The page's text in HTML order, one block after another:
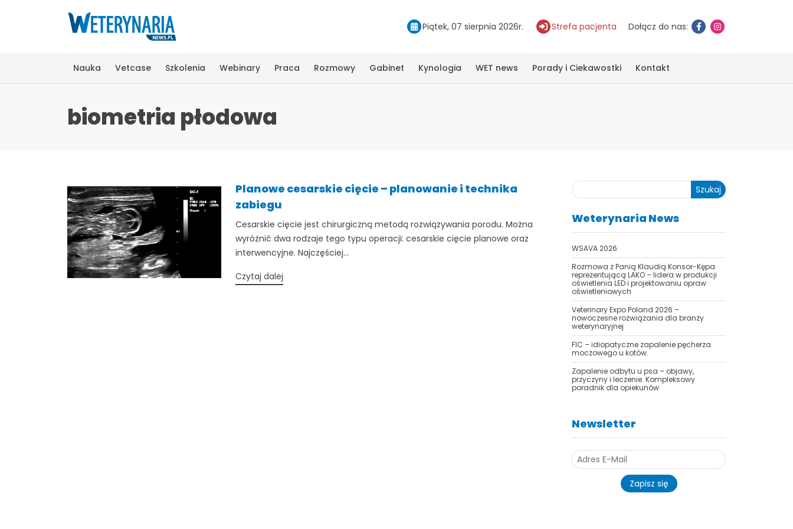
Piątek, 07 sierpnia 2026r. Strefa pacjenta Dołącz do nas:
Nauka Vetcase Szkolenia Webinary Praca Rozmowy Gabinet Kynologia WET news Porady i Ciekawostki Kontakt
biometria płodowa
Planowe cesarskie cięcie – planowanie i technika
zabiegu
Cesarskie cięcie jest chirurgiczną metodą rozwiązywania porodu. Można
wyróżnić dwa rodzaje tego typu operacji: cesarskie cięcie planowe oraz
interwencyjne. Najczęściej...
Czytaj dalej
Szukaj
Weterynaria News
WSAVA 2026
Rozmowa z Panią Klaudią Konsor-Kępa
reprezentującą LAKO – lidera w produkcji
oświetlenia LED i projektowaniu opraw
oświetleniowych
Veterinary Expo Poland 2026 –
nowoczesne rozwiązania dla branży
weterynaryjnej
FIC – idiopatyczne zapalenie pęcherza
moczowego u kotów.
Zapalenie odbytu u psa – objawy,
przyczyny i leczenie. Kompleksowy
poradnik dla opiekunów
Newsletter
Zapisz się